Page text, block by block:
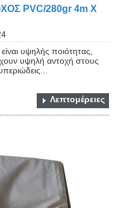
ΡVC/280gr 4m Χ
υψηλής ποιότητας,
υψηλή αντοχή στους
Λεπτομέρειες